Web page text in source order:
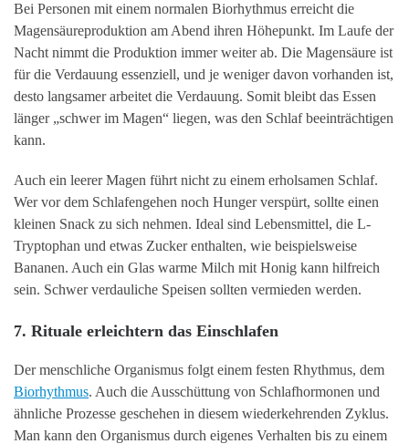
Bei Personen mit einem normalen Biorhythmus erreicht die
Magensäureproduktion am Abend ihren Höhepunkt. Im Laufe der
Nacht nimmt die Produktion immer weiter ab. Die Magensäure ist
für die Verdauung essenziell, und je weniger davon vorhanden ist,
desto langsamer arbeitet die Verdauung. Somit bleibt das Essen
länger „schwer im Magen“ liegen, was den Schlaf beeinträchtigen
kann.
Auch ein leerer Magen führt nicht zu einem erholsamen Schlaf.
Wer vor dem Schlafengehen noch Hunger verspürt, sollte einen
kleinen Snack zu sich nehmen. Ideal sind Lebensmittel, die L-
Tryptophan und etwas Zucker enthalten, wie beispielsweise
Bananen. Auch ein Glas warme Milch mit Honig kann hilfreich
sein. Schwer verdauliche Speisen sollten vermieden werden.
7. Rituale erleichtern das Einschlafen
Der menschliche Organismus folgt einem festen Rhythmus, dem
Biorhythmus. Auch die Ausschüttung von Schlafhormonen und
ähnliche Prozesse geschehen in diesem wiederkehrenden Zyklus.
Man kann den Organismus durch eigenes Verhalten bis zu einem